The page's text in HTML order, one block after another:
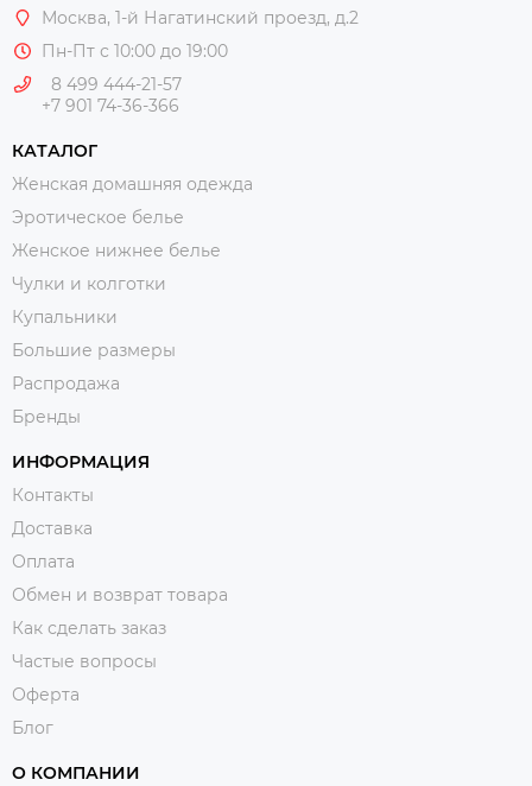
Москва, 1-й Нагатинский проезд, д.2
Пн-Пт с 10:00 до 19:00
8 499 444-21-57
+7 901 74-36-366
КАТАЛОГ
Женская домашняя одежда
Эротическое белье
Женское нижнее белье
Чулки и колготки
Купальники
Большие размеры
Распродажа
Бренды
ИНФОРМАЦИЯ
Контакты
Доставка
Оплата
Обмен и возврат товара
Как сделать заказ
Частые вопросы
Оферта
Блог
О КОМПАНИИ